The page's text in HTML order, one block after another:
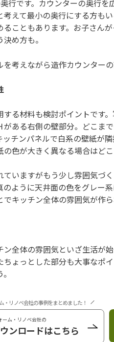
行です。カウンターの奥行
考えて最小の奥行にする方も
ることもあります。お子さん
め方も。
考えながら造作カウンター
る材料も検討ポイントです
がある右側の壁部分。どこま
チンパネルで白系の壁紙が
色が大きく異なる場合はど
ていますがもう少し雰囲気づ
のように天井面の色をグレー
キッチン全体の雰囲気が作ら
ン全体の雰囲気といざ生活が
ちょっとした部分も大事なポ
・リノベ会社の事例をまとめました！
ーム・リノベ会社の
ンロードはこちら